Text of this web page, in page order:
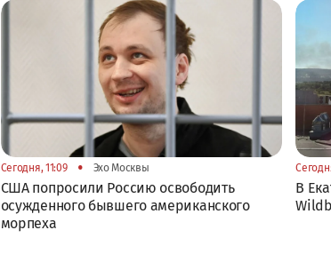
Сегодня, 11:09 • Эхо Москвы
США попросили Россию освободить
осужденного бывшего американского
морпеха
В